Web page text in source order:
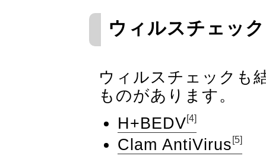
ウィルスチェッ
ウィルスチェックも
ものがあります。
H+BEDV[4]
Clam AntiVirus [5]